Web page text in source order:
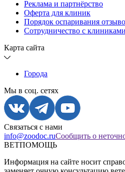
Реклама и партнёрство
Оферта для клиник
Порядок оспаривания
Сотрудничество с
Карта сайта
Города
Мы в соц. сетях
Связаться с нами
info@zoodoc.ruСообщить о
ВЕТПОМОЩЬ
Информация на сайте носит